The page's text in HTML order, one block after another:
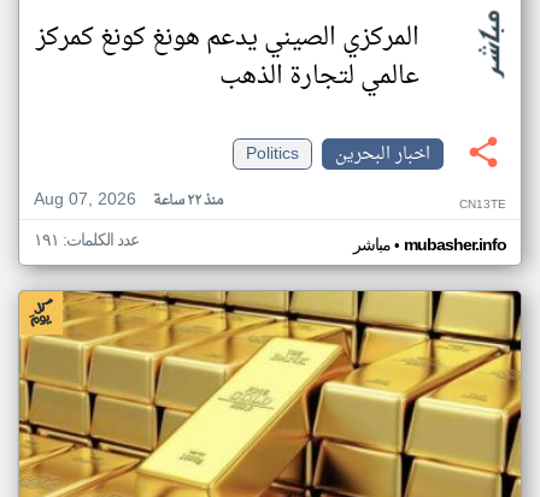
المركزي الصيني يدعم هونغ كونغ كمركز
عالمي لتجارة الذهب
اخبار البحرين
Politics
Aug 07, 2026
منذ ٢٢ ساعة CN13TE
مباشر• mubasher.info عدد الكلمات: ١٩١